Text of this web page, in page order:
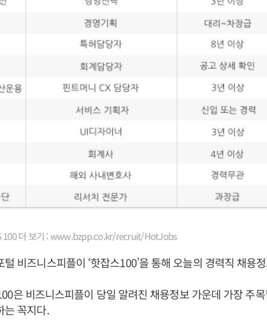
더 보기 : www.bzpp.co.kr/recruit/HotJobs
비즈니스피플이 ‘핫잡스100’을 통해 오늘의 경력직 채용
은 비즈니스피플이 당일 알려진 채용정보 가운데 가장 주
는 꼭지다.